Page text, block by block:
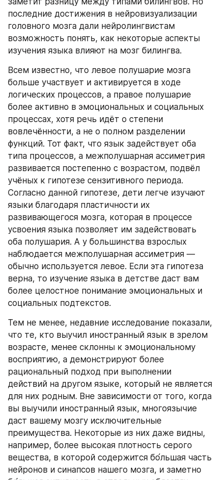
последние достижения в нейровизуализации
головного мозга дали нейролингвистам
возможность понять, как некоторые аспекты
изучения языка влияют на мозг билингва.
Всем известно, что левое полушарие мозга
больше участвует и активируется в ходе
логических процессов, а правое полушарие
более активно в эмоциональных и социальных
процессах, хотя речь идёт о степени
вовлечённости, а не о полном разделении
функций. Тот факт, что язык задействует оба
типа процессов, а межполушарная ассиметрия
развивается постепенно с возрастом, подвёл
учёных к гипотезе сензитивного периода.
Согласно данной гипотезе, дети легче изучают
языки благодаря пластичности их
развивающегося мозга, которая в процессе
усвоения языка позволяет им задействовать
оба полушария. А у большинства взрослых
наблюдается межполушарная ассиметрия —
обычно используется левое. Если эта гипотеза
верна, то изучение языка в детстве даст вам
более целостное понимание эмоциональных и
социальных подтекстов.
Тем не менее, недавние исследование показали,
что те, кто выучил иностранный язык в зрелом
возрасте, менее склонны к эмоциональному
восприятию, а демонстрируют более
рациональный подход при выполнении
действий на другом языке, который не является
для них родным. Вне зависимости от того, когда
вы выучили иностранный язык, многоязычие
даст вашему мозгу исключительные
преимущества. Некоторые из них даже видны,
например, более высокая плотность серого
вещества, в которой содержится бо́льшая часть
нейронов и синапсов нашего мозга, и заметно